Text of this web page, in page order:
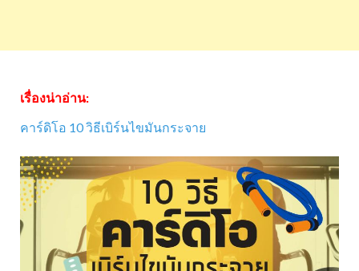
เรื่องน่าอ่าน:
คาร์ดิโอ 10 วิธีเบิร์นไขมันกระจาย